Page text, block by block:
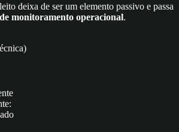
deixa de ser um elemento passivo e passa
monitoramento operacional.